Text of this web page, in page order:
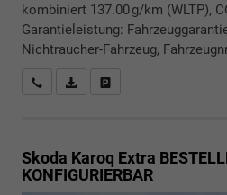
kombiniert 137.00 g/km (WLTP),
Garantieleistung:
Nichtraucher-Fahrzeug,
Rückrufbitte absenden
PDF-Datei, Fahrzeugexposé
Skoda Karoq Extra
KONFIGURIERBAR